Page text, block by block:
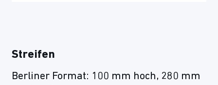
Streifen
Berliner Format: 100 mm hoch, 280 mm